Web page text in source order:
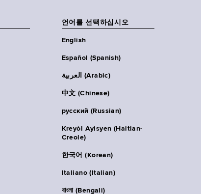
언어를 선택하십시오
English
Español (Spanish)
العربية (Arabic)
中文 (Chinese)
русский (Russian)
Kreyòl Ayisyen (Haitian-
Creole)
한국어 (Korean)
Italiano (Italian)
বাংলা (Bengali)